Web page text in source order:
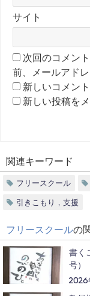
サイト
次回のコメン
前、メールアド
新しいコメン
新しい投稿を
関連キーワード
フリースクール
引きこもり，支援
フリースクールの
書く
号）
2026